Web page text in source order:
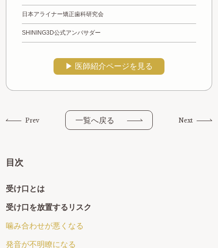
日本アライナー矯正歯科研究会
SHINING3D公式アンバサダー
▶︎ 医師紹介ページを見る
Prev 一覧へ戻る Next
目次
受け口とは
受け口を放置するリスク
噛み合わせが悪くなる
発音が不明瞭になる